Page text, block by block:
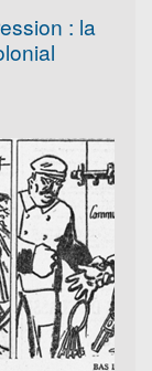
: la